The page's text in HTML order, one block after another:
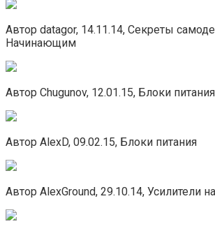
Автор datagor, 14.11.14, Секреты
Начинающим
Автор Chugunov, 12.01.15, Блоки питания
Автор AlexD, 09.02.15, Блоки питания
Автор AlexGround, 29.10.14, Усилители